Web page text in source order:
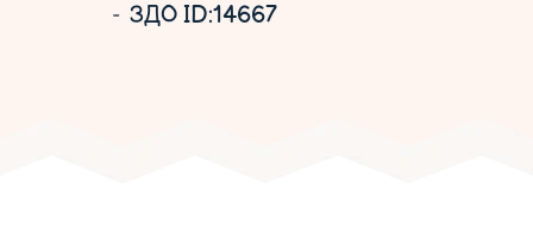
ЗДО ID:14667